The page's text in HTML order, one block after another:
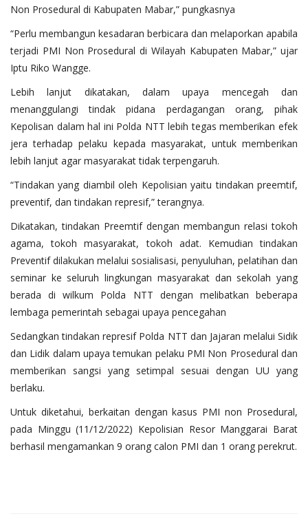
Non Prosedural di Kabupaten Mabar,” pungkasnya
“Perlu membangun kesadaran berbicara dan melaporkan apabila
terjadi PMI Non Prosedural di Wilayah Kabupaten Mabar,” ujar
Iptu Riko Wangge.
Lebih lanjut dikatakan, dalam upaya mencegah dan
menanggulangi tindak pidana perdagangan orang, pihak
Kepolisan dalam hal ini Polda NTT lebih tegas memberikan efek
jera terhadap pelaku kepada masyarakat, untuk memberikan
lebih lanjut agar masyarakat tidak terpengaruh.
“Tindakan yang diambil oleh Kepolisian yaitu tindakan preemtif,
preventif, dan tindakan represif,” terangnya.
Dikatakan, tindakan Preemtif dengan membangun relasi tokoh
agama, tokoh masyarakat, tokoh adat. Kemudian tindakan
Preventif dilakukan melalui sosialisasi, penyuluhan, pelatihan dan
seminar ke seluruh lingkungan masyarakat dan sekolah yang
berada di wilkum Polda NTT dengan melibatkan beberapa
lembaga pemerintah sebagai upaya pencegahan
Sedangkan tindakan represif Polda NTT dan Jajaran melalui Sidik
dan Lidik dalam upaya temukan pelaku PMI Non Prosedural dan
memberikan sangsi yang setimpal sesuai dengan UU yang
berlaku.
Untuk diketahui, berkaitan dengan kasus PMI non Prosedural,
pada Minggu (11/12/2022) Kepolisian Resor Manggarai Barat
berhasil mengamankan 9 orang calon PMI dan 1 orang perekrut.